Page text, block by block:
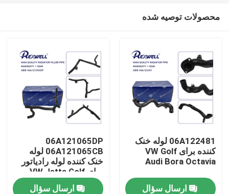
محصولات توصیه شده
06A122481 لوله خنک
کننده برای VW Golf
Audi Bora Octavia
ارسال سؤال
06A121065DP
06A121065CB لوله
خنک کننده لوله رادیاتور
برای VW Jetta Golf
Audi Seat Skoda
ارسال سؤال